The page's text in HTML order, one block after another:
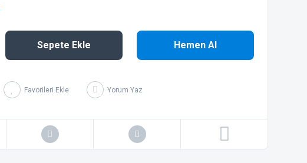
Sepete Ekle Hemen Al
Yorum Yaz